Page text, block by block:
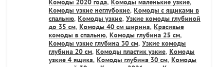
Комоды 2020 года, Комоды маленькие узкие,
Комоды узкие неглубокие, Комоды с ящиками в
спальню, Комоды узкие, Узкие комоды глубиной
до 35 см, Комоды 40 см ширина, Красивые
комоды в спальню, Комоды глубина 25 см,
Комоды узкие глубина 30 см, Узкие комоды
глубина 20 см, Комоды пластик узкие, Комоды
узкие 4 ящика, Комоды глубина 30 см, Комоды